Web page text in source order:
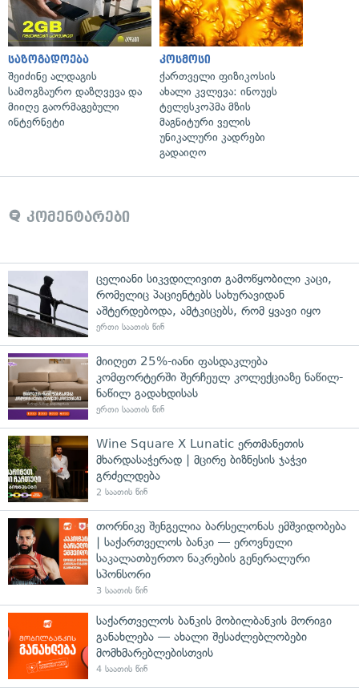
საზოგადოება
შეიძინე ალდაგის
სამოგზაურო დაზღვევა და
მიიღე გაორმაგებული
ინტერნეტი
კოსმოსი
ქართველი ფიზიკოსის
ახალი კვლევა: ინოუეს
ტელესკოპმა მზის
მაგნიტური ველის
უნიკალური კადრები
გადაიღო
კომენტარები
ცელიანი სიკვდილივით გამოწყობილი კაცი,
რომელიც პაციენტებს სახურავიდან
აშტერდებოდა, ამტკიცებს, რომ ყვავი იყო
ერთი საათის წინ
მიიღეთ 25%-იანი ფასდაკლება
კომფორტერში შერჩეულ კოლექციაზე ნაწილ-
ნაწილ გადახდისას
ერთი საათის წინ
Wine Square X Lunatic ერთმანეთის
მხარდასაჭერად | მცირე ბიზნესის ჯაჭვი
გრძელდება
2 საათის წინ
თორნიკე შენგელია ბარსელონას ემშვიდობება
| საქართველოს ბანკი — ეროვნული
საკალათბურთო ნაკრების გენერალური
სპონსორი
3 საათის წინ
საქართველოს ბანკის მობილბანკის მორიგი
განახლება — ახალი შესაძლებლობები
მომხმარებლებისთვის
4 საათის წინ